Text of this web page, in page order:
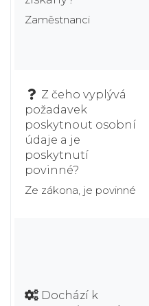
Zaměstnanci
Z čeho vyplývá
požadavek
poskytnout osobní
údaje a je
poskytnutí
povinné?
Ze zákona, je povinné
Dochází k